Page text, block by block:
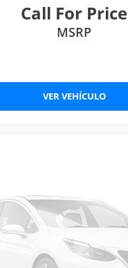
Call For Price
MSRP
VER VEHÍCULO